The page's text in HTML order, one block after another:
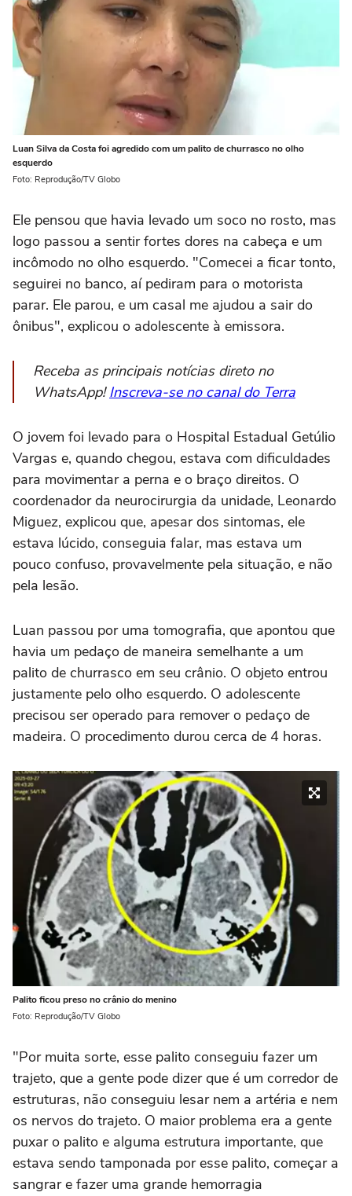
Luan Silva da Costa foi agredido com um palito de churrasco no olho
esquerdo
Foto: Reprodução/TV Globo
Ele pensou que havia levado um soco no rosto, mas
logo passou a sentir fortes dores na cabeça e um
incômodo no olho esquerdo. "Comecei a ficar tonto,
seguirei no banco, aí pediram para o motorista
parar. Ele parou, e um casal me ajudou a sair do
ônibus", explicou o adolescente à emissora.
Receba as principais notícias direto no
WhatsApp!Inscreva-se no canal do Terra
O jovem foi levado para o Hospital Estadual Getúlio
Vargas e, quando chegou, estava com dificuldades
para movimentar a perna e o braço direitos. O
coordenador da neurocirurgia da unidade, Leonardo
Miguez, explicou que, apesar dos sintomas, ele
estava lúcido, conseguia falar, mas estava um
pouco confuso, provavelmente pela situação, e não
pela lesão.
Luan passou por uma tomografia, que apontou que
havia um pedaço de maneira semelhante a um
palito de churrasco em seu crânio. O objeto entrou
justamente pelo olho esquerdo. O adolescente
precisou ser operado para remover o pedaço de
madeira. O procedimento durou cerca de 4 horas.
Palito ficou preso no crânio do menino
Foto: Reprodução/TV Globo
"Por muita sorte, esse palito conseguiu fazer um
trajeto, que a gente pode dizer que é um corredor de
estruturas, não conseguiu lesar nem a artéria e nem
os nervos do trajeto. O maior problema era a gente
puxar o palito e alguma estrutura importante, que
estava sendo tamponada por esse palito, começar a
sangrar e fazer uma grande hemorragia